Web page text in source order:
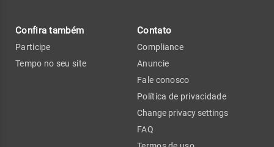
Confira também
Participe
Tempo no seu site
Contato
Compliance
Anuncie
Fale conosco
Política de privacidade
Change privacy settings
FAQ